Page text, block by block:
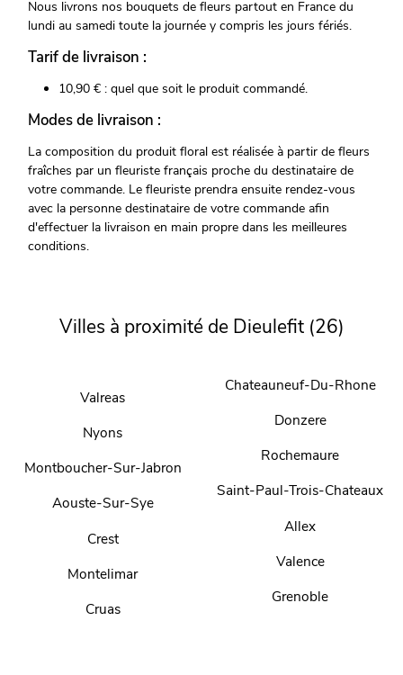
Nous livrons nos bouquets de fleurs partout en France du
lundi au samedi toute la journée y compris les jours fériés.
Tarif de livraison :
10,90 € : quel que soit le produit commandé.
Modes de livraison :
La composition du produit floral est réalisée à partir de fleurs
fraîches par un fleuriste français proche du destinataire de
votre commande. Le fleuriste prendra ensuite rendez-vous
avec la personne destinataire de votre commande afin
d'effectuer la livraison en main propre dans les meilleures
conditions.
Villes à proximité de Dieulefit (26)
Valreas
Nyons
Montboucher-Sur-Jabron
Aouste-Sur-Sye
Crest
Montelimar
Cruas
Chateauneuf-Du-Rhone
Donzere
Rochemaure
Saint-Paul-Trois-Chateaux
Allex
Valence
Grenoble